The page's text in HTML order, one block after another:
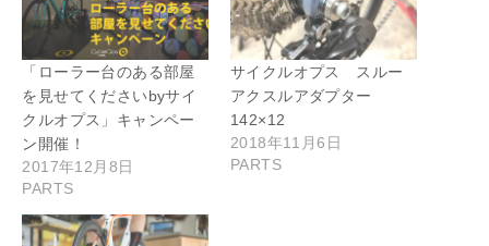
「ローラー台のある部屋
を見せてくださいbyサイ
クルオプス」キャンペー
ン開催！
2017年12月8日
PARTS
サイクルオプス スルー
アクスルアダプター
142×12
2018年11月6日
PARTS